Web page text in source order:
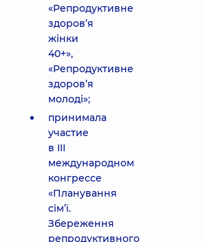
«Репродуктивне
здоров’я
жінки
40+»,
«Репродуктивне
здоров’я
молоді»;
принимала
участие
в ІІІ
международном
конгрессе
«Планування
сім’ї.
Збереження
репродуктивного